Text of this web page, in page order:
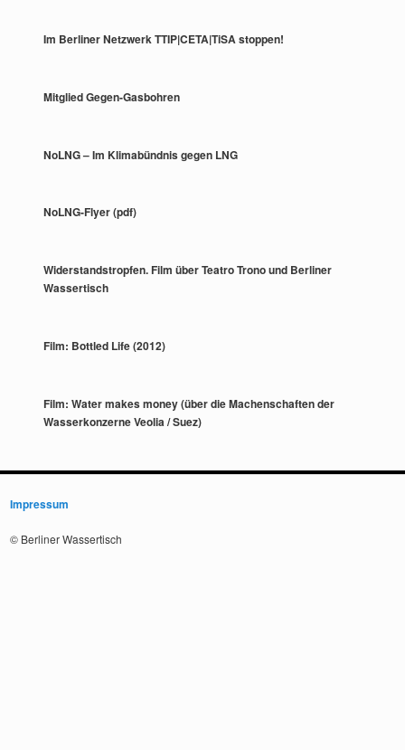
Im Berliner Netzwerk TTIP|CETA|TiSA stoppen!
Mitglied Gegen-Gasbohren
NoLNG – Im Klimabündnis gegen LNG
NoLNG-Flyer (pdf)
Widerstandstropfen. Film über Teatro Trono und Berliner
Wassertisch
Film: Bottled Life (2012)
Film: Water makes money (über die Machenschaften der
Wasserkonzerne Veolia / Suez)
Impressum
© Berliner Wassertisch